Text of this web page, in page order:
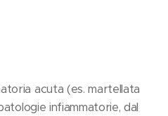
acuta (es. martellata
infiammatorie, dal